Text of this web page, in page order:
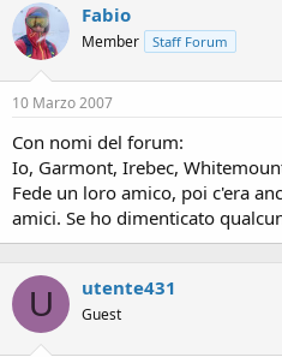
Fabio
Member Staff Forum
10 Marzo 2007
Con nomi del forum:
Io, Garmont, Irebec,
Fede un loro amico, poi c'era
amici. Se ho dimenticato
U utente431
Guest